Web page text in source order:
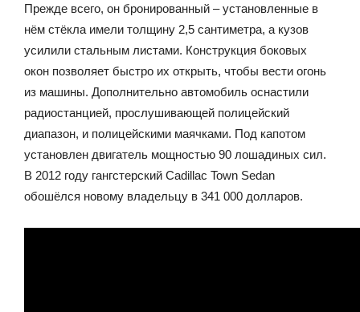
Прежде всего, он бронированный – установленные в
нём стёкла имели толщину 2,5 сантиметра, а кузов
усилили стальным листами. Конструкция боковых
окон позволяет быстро их открыть, чтобы вести огонь
из машины. Дополнительно автомобиль оснастили
радиостанцией, прослушивающей полицейский
диапазон, и полицейскими маячками. Под капотом
установлен двигатель мощностью 90 лошадиных сил.
В 2012 году гангстерский Cadillac Town Sedan
обошёлся новому владельцу в 341 000 долларов.